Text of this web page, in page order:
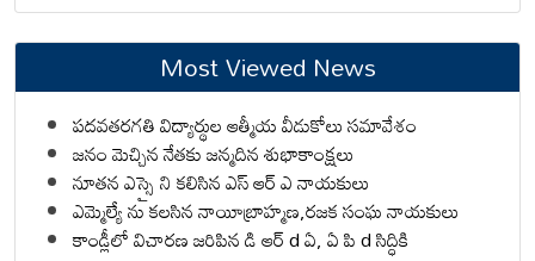
Most Viewed News
పదవతరగతి విద్యార్థుల ఆత్మీయ వీడుకోలు సమావేశం
జనం మెచ్చిన నేతకు జన్మదిన శుభాకాంక్షలు
నూతన ఎస్సై ని కలిసిన ఎస్ ఆర్ ఎ నాయకులు
ఎమ్మెల్యే ను కలసిన నాయీబ్రాహ్మణ,రజక సంఘ నాయకులు
కాండ్లీలో విచారణ జరిపిన డి ఆర్ d ఏ, ఏ పి d సిద్ధికి